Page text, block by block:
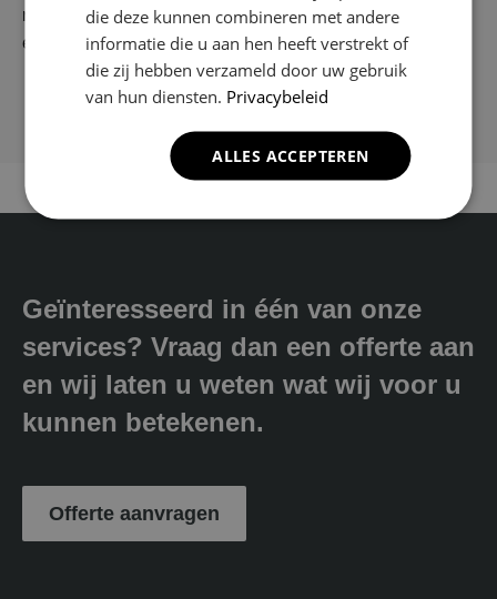
renovatieprojecten, wij leveren altijd uitstekende kwaliteit
en service. Jouw tevredenheid is onze missie!
Geïnteresseerd in één van onze
services? Vraag dan een offerte aan
en wij laten u weten wat wij voor u
kunnen betekenen.
Offerte aanvragen
die deze kunnen combineren met andere
informatie die u aan hen heeft verstrekt of
die zij hebben verzameld door uw gebruik
van hun diensten. Privacybeleid
ALLES ACCEPTEREN